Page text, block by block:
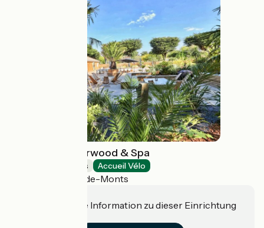
Domaine le Sherwood & Spa
Holiday residences Accueil Vélo
Notre-Dame-de-Monts
Haben Sie eine Information zu dieser Einrichtung